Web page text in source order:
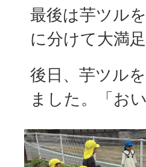
最後は芋ツル
に分けて大満
後日、芋ツル
ました。「お